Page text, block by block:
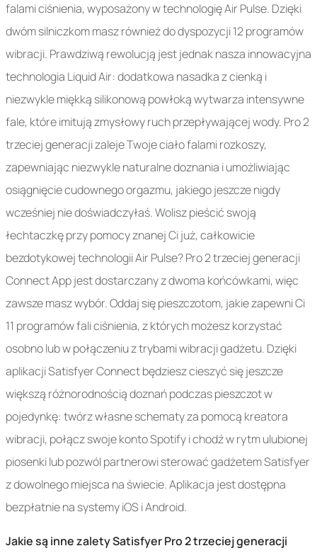
falami ciśnienia, wyposażony w technologię Air Pulse. Dzięki
dwóm silniczkom masz również do dyspozycji 12 programów
wibracji. Prawdziwą rewolucją jest jednak nasza innowacyjna
technologia Liquid Air: dodatkowa nasadka z cienką i
niezwykle miękką silikonową powłoką wytwarza intensywne
fale, które imitują zmysłowy ruch przepływającej wody. Pro 2
trzeciej generacji zaleje Twoje ciało falami rozkoszy,
zapewniając niezwykle naturalne doznania i umożliwiając
osiągnięcie cudownego orgazmu, jakiego jeszcze nigdy
wcześniej nie doświadczyłaś. Wolisz pieścić swoją
łechtaczkę przy pomocy znanej Ci już, całkowicie
bezdotykowej technologii Air Pulse? Pro 2 trzeciej generacji
Connect App jest dostarczany z dwoma końcówkami, więc
zawsze masz wybór. Oddaj się pieszczotom, jakie zapewni Ci
11 programów fali ciśnienia, z których możesz korzystać
osobno lub w połączeniu z trybami wibracji gadżetu. Dzięki
aplikacji Satisfyer Connect będziesz cieszyć się jeszcze
większą różnorodnością doznań podczas pieszczot w
pojedynkę: twórz własne schematy za pomocą kreatora
wibracji, połącz swoje konto Spotify i chodź w rytm ulubionej
piosenki lub pozwól partnerowi sterować gadżetem Satisfyer
z dowolnego miejsca na świecie. Aplikacja jest dostępna
bezpłatnie na systemy iOS i Android.
Jakie są inne zalety Satisfyer Pro 2 trzeciej generacji